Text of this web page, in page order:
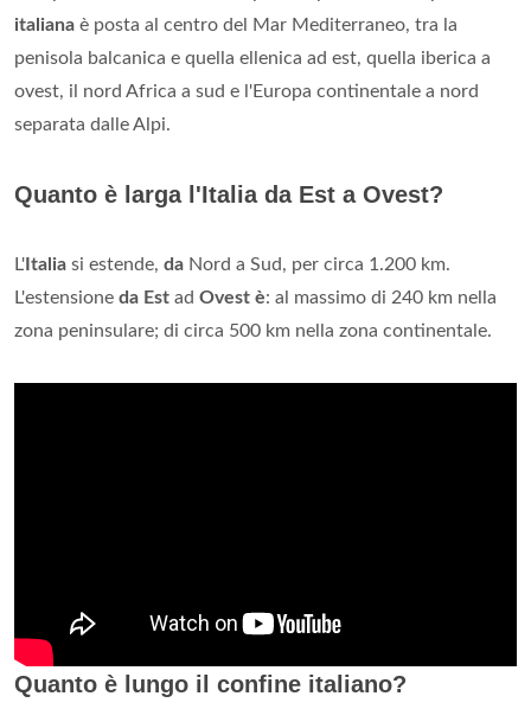
italiana è posta al centro del Mar Mediterraneo, tra la
penisola balcanica e quella ellenica ad est, quella iberica a
ovest, il nord Africa a sud e l'Europa continentale a nord
separata dalle Alpi.
Quanto è larga l'Italia da Est a Ovest?
L' Italia si estende, da Nord a Sud, per circa 1.200 km.
L'estensione da Est ad Ovest è: al massimo di 240 km nella
zona peninsulare; di circa 500 km nella zona continentale.
Quanto è lungo il confine italiano?